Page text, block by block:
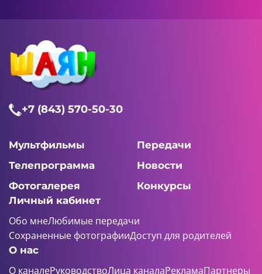
+7 (843) 570-50-30
Мультфильмы
Передачи
Телепрограмма
Новости
Фотогалерея
Конкурсы
Личный кабинет
Обо мнеЛюбимые передачи
Сохраненные фотографииДоступ для родителей
О нас
О каналеРуководствоЛица каналаРекламаПартнеры